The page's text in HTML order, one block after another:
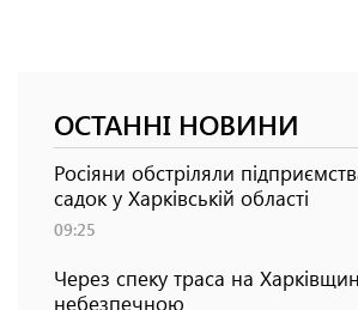
ОСТАННІ НОВИНИ
Росіяни обстріляли
садок у Харківській області
09:25
Через спеку траса на
небезпечною